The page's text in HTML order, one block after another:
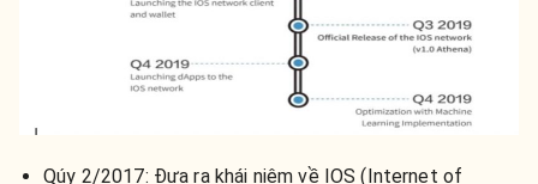
Qúy 2/2017: Đưa ra khái niệm về IOS (Internet of